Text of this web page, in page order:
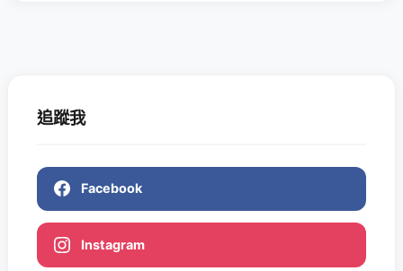
追蹤我
Facebook
Instagram